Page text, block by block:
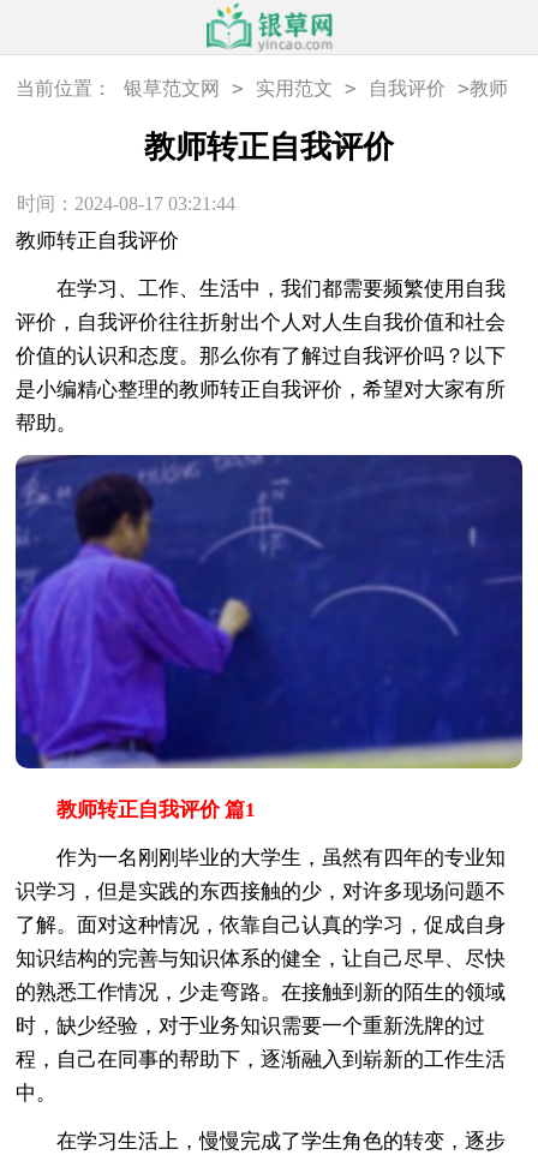
当前位置： 银草范文网 > 实用范文 > 自我评价 >教师
教师转正自我评价
时间：2024-08-17 03:21:44
教师转正自我评价
在学习、工作、生活中，我们都需要频繁使用自我
评价，自我评价往往折射出个人对人生自我价值和社会
价值的认识和态度。那么你有了解过自我评价吗？以下
是小编精心整理的教师转正自我评价，希望对大家有所
帮助。
教师转正自我评价 篇1
作为一名刚刚毕业的大学生，虽然有四年的专业知
识学习，但是实践的东西接触的少，对许多现场问题不
了解。面对这种情况，依靠自己认真的学习，促成自身
知识结构的完善与知识体系的健全，让自己尽早、尽快
的熟悉工作情况，少走弯路。在接触到新的陌生的领域
时，缺少经验，对于业务知识需要一个重新洗牌的过
程，自己在同事的帮助下，逐渐融入到崭新的工作生活
中。
在学习生活上，慢慢完成了学生角色的转变，逐步